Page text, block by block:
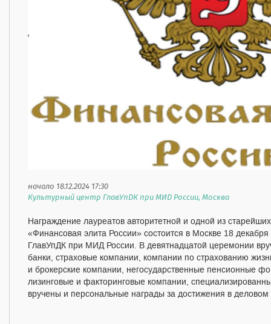
начало 18.12.2024 17:30
Культурный центр ГлавУпДК при МИД России, Москва
Награждение лауреатов авторитетной и одной из
«Финансовая элита России» состоится в Москве 18 декабря
ГлавУпДК при МИД России. В девятнадцатой церемонии
банки, страховые компании, компании по страхованию
и брокерские компании, негосударственные пенсионные
лизинговые и факторинговые компании,
вручены и персональные награды за достижения в